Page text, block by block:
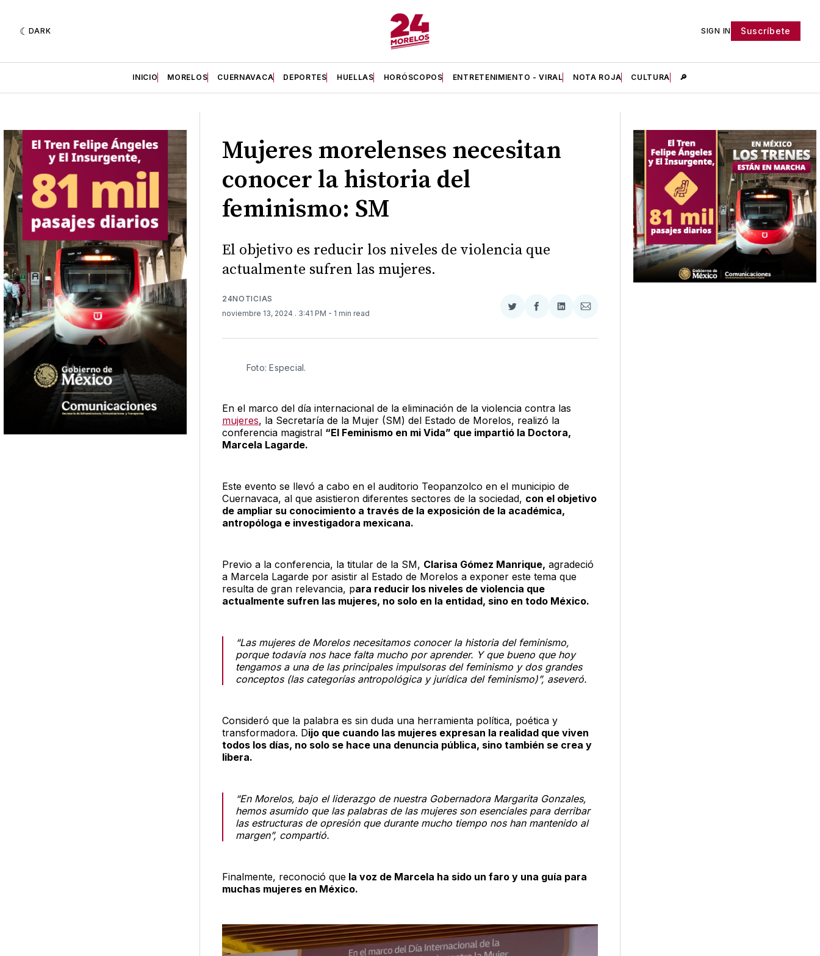
DARK SIGN IN Suscríbete
INICIO MORELOS CUERNAVACA DEPORTES HUELLAS HORÓSCOPOS ENTRETENIMIENTO - VIRAL NOTA ROJA CULTURA 🔎
Mujeres morelenses necesitan
conocer la historia del
feminismo: SM
El objetivo es reducir los niveles de violencia que
actualmente sufren las mujeres.
24NOTICIAS
noviembre 13, 2024 . 3:41 PM - 1 min read
Compartir
Twitter
Compartir
Facebook
Compartir
LinkedIn
Compartir
Email
Foto: Especial.
En el marco del día internacional de la eliminación de la violencia contra las
mujeres, la Secretaría de la Mujer (SM) del Estado de Morelos, realizó la
conferencia magistral “El Feminismo en mi Vida” que impartió la Doctora,
Marcela Lagarde.
Este evento se llevó a cabo en el auditorio Teopanzolco en el municipio de
Cuernavaca, al que asistieron diferentes sectores de la sociedad, con el objetivo
de ampliar su conocimiento a través de la exposición de la académica,
antropóloga e investigadora mexicana.
Previo a la conferencia, la titular de la SM, Clarisa Gómez Manrique, agradeció
a Marcela Lagarde por asistir al Estado de Morelos a exponer este tema que
resulta de gran relevancia, para reducir los niveles de violencia que
actualmente sufren las mujeres, no solo en la entidad, sino en todo México.
“Las mujeres de Morelos necesitamos conocer la historia del feminismo,
porque todavía nos hace falta mucho por aprender. Y que bueno que hoy
tengamos a una de las principales impulsoras del feminismo y dos grandes
conceptos (las categorías antropológica y jurídica del feminismo)”, aseveró.
Consideró que la palabra es sin duda una herramienta política, poética y
transformadora. Dijo que cuando las mujeres expresan la realidad que viven
todos los días, no solo se hace una denuncia pública, sino también se crea y
libera.
“En Morelos, bajo el liderazgo de nuestra Gobernadora Margarita Gonzales,
hemos asumido que las palabras de las mujeres son esenciales para derribar
las estructuras de opresión que durante mucho tiempo nos han mantenido al
margen”, compartió.
Finalmente, reconoció quela voz de Marcela ha sido un faro y una guía para
muchas mujeres en México.